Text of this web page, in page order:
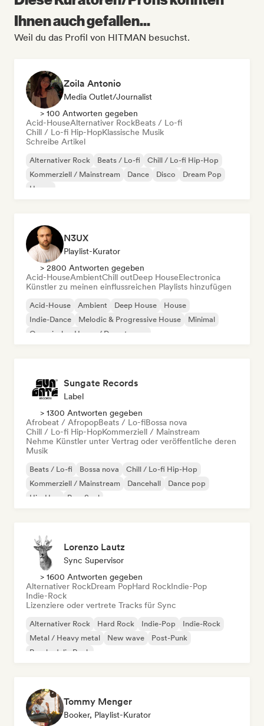
Ihnen auch gefallen...
Weil du das Profil von HITMAN besuchst.
Zoila Antonio
Media Outlet/Journalist
> 100 Antworten gegeben
Acid-HouseAlternativer RockBeats / Lo-fi
Chill / Lo-fi Hip-HopKlassische Musik
Schreibe Artikel
Alternativer Rock Beats / Lo-fi
Chill / Lo-fi Hip-Hop
Kommerziell / Mainstream
Dance Disco
Dream Pop
House
N3UX
Playlist-Kurator
> 2800 Antworten gegeben
Acid-HouseAmbientChill outDeep HouseElectronica
Künstler zu meinen einflussreichen Playlists hinzufügen
Acid-House Ambient Deep House
House
Indie-Dance
Melodic & Progressive House
Minimal
Organischer House / Downtempo
Sungate Records
Label
> 1300 Antworten gegeben
Afrobeat / AfropopBeats / Lo-fiBossa nova
Chill / Lo-fi Hip-HopKommerziell / Mainstream
Nehme Künstler unter Vertrag oder veröffentliche deren
Musik
Beats / Lo-fi Bossa nova
Chill / Lo-fi Hip-Hop
Kommerziell / Mainstream
Dancehall
Dance pop
Hip-Hop
Pop-Soul
Lorenzo Lautz
Sync Supervisor
> 1600 Antworten gegeben
Alternativer RockDream PopHard RockIndie-Pop
Indie-Rock
Lizenziere oder vertrete Tracks für Sync
Alternativer Rock Hard Rock Indie-Pop
Indie-Rock
Metal / Heavy metal
New wave
Post-Punk
Psychedelic Rock
Tommy Menger
Booker, Playlist-Kurator